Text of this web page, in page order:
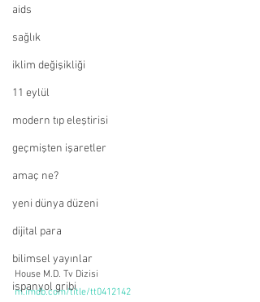
aids
sağlık
iklim değişikliği
11 eylül
modern tıp eleştirisi
geçmişten işaretler
amaç ne?
yeni dünya düzeni
dijital para
bilimsel yayınlar
ispanyol gribi
House M.D. Tv Dizisi
m.imdb.com/title/tt0412142